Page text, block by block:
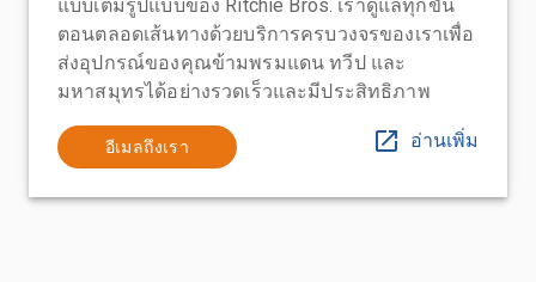
แบบเต็มรูปแบบของ Ritchie Bros. เราดูแลทุกขั้น
ตอนตลอดเส้นทางด้วยบริการครบวงจรของเราเพื่อ
ส่งอุปกรณ์ของคุณข้ามพรมแดน ทวีป และ
มหาสมุทรได้อย่างรวดเร็วและมีประสิทธิภาพ
อีเมลถึงเรา อ่านเพิ่ม